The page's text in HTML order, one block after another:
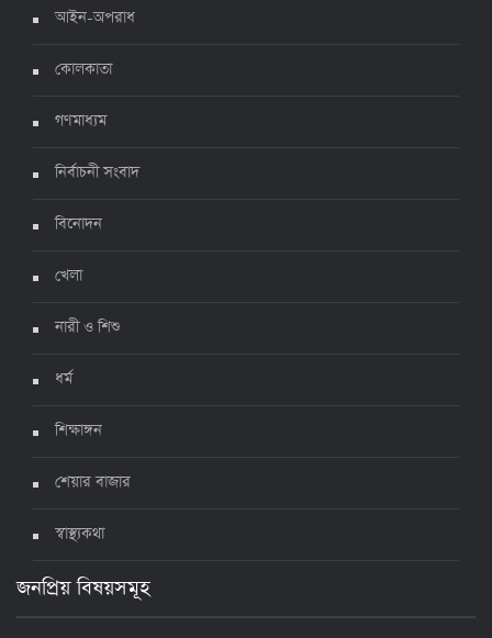
ঊর্ধ্বগতিতে সংক্রমণ, স্বাস্থ্যবিধিতে উদাসীনতা
আইন-অপরাধ
কোলকাতা
গণমাধ্যম
নির্বাচনী সংবাদ
বিনোদন
খেলা
নারী ও শিশু
ধর্ম
শিক্ষাঙ্গন
শেয়ার বাজার
স্বাস্থ্যকথা
জনপ্রিয় বিষয়সমূহ